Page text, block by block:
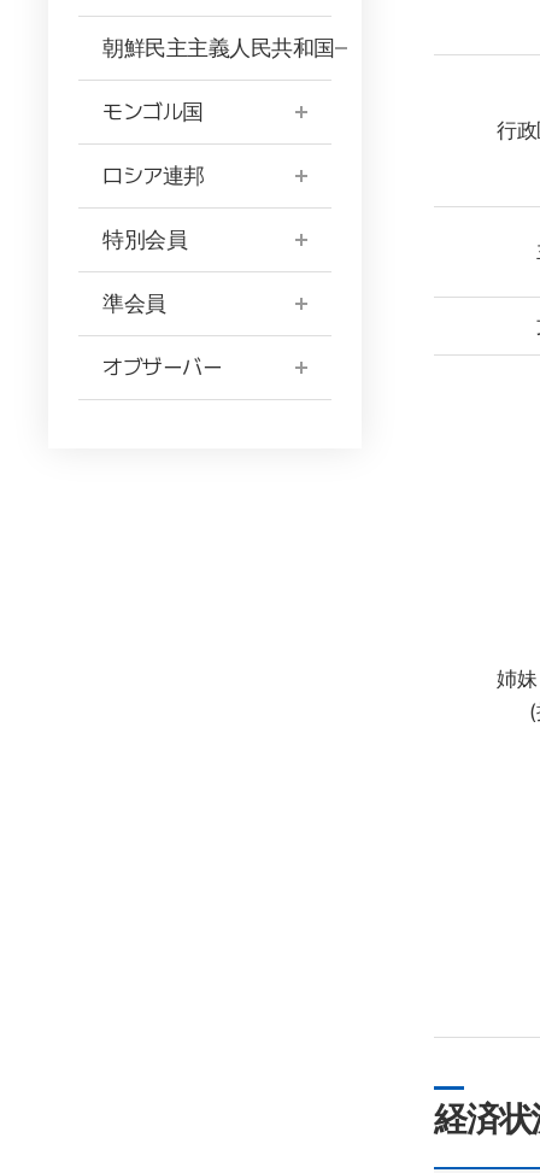
朝鮮民主主義人民共和国
モンゴル国
ロシア連邦
特別会員
準会員
オブザーバー
行
姉
経済状